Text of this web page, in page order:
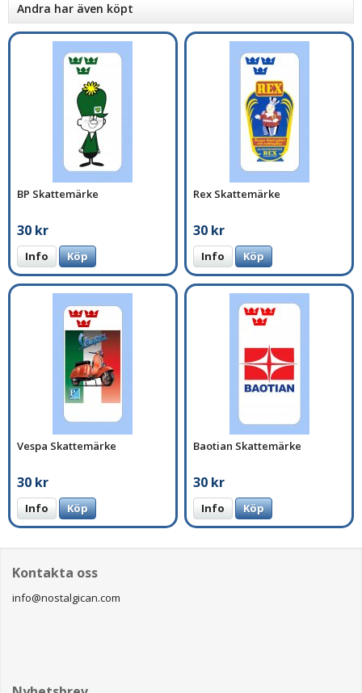
Andra har även köpt
BP Skattemärke
30 kr
Info Köp
Rex Skattemärke
30 kr
Info Köp
Vespa Skattemärke
30 kr
Info Köp
Baotian Skattemärke
30 kr
Info Köp
Kontakta oss
info@nostalgican.com